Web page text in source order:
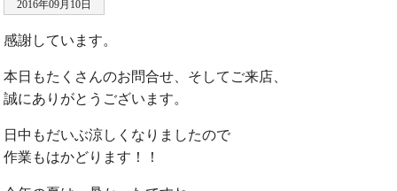
2016年09月10日
感謝しています。
本日もたくさんのお問合せ、そしてご来店、
誠にありがとうございます。
日中もだいぶ涼しくなりましたので
作業もはかどります！！